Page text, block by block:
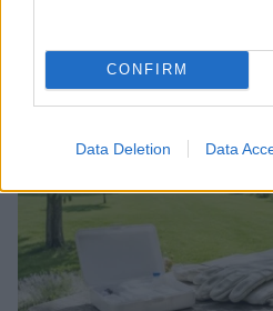
CONFIRM
Data Deletion Data
blindato nel Regno Unito
Camilla Fiore · 7 Ago 2026